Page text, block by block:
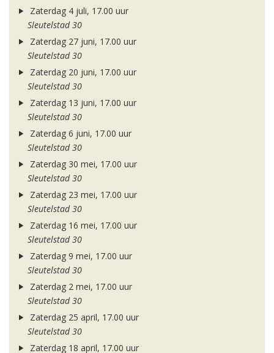
Zaterdag 4 juli, 17.00 uur
Sleutelstad 30
Zaterdag 27 juni, 17.00 uur
Sleutelstad 30
Zaterdag 20 juni, 17.00 uur
Sleutelstad 30
Zaterdag 13 juni, 17.00 uur
Sleutelstad 30
Zaterdag 6 juni, 17.00 uur
Sleutelstad 30
Zaterdag 30 mei, 17.00 uur
Sleutelstad 30
Zaterdag 23 mei, 17.00 uur
Sleutelstad 30
Zaterdag 16 mei, 17.00 uur
Sleutelstad 30
Zaterdag 9 mei, 17.00 uur
Sleutelstad 30
Zaterdag 2 mei, 17.00 uur
Sleutelstad 30
Zaterdag 25 april, 17.00 uur
Sleutelstad 30
Zaterdag 18 april, 17.00 uur